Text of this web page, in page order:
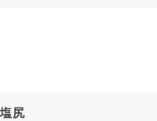
尻